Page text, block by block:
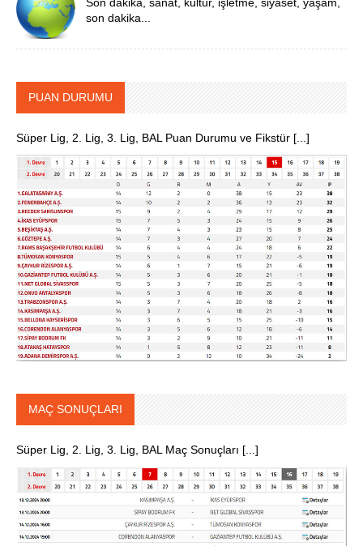
son dakika...
PUAN DURUMU
Süper Lig, 2. Lig, 3. Lig, BAL Puan Durumu ve Fikstür [...]
MAÇ SONUÇLARI
Süper Lig, 2. Lig, 3. Lig, BAL Maç Sonuçları [...]